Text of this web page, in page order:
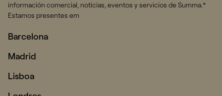
información comercial, noticias, eventos y servicios de Summa.*
Estamos presentes em
Barcelona
Madrid
Lisboa